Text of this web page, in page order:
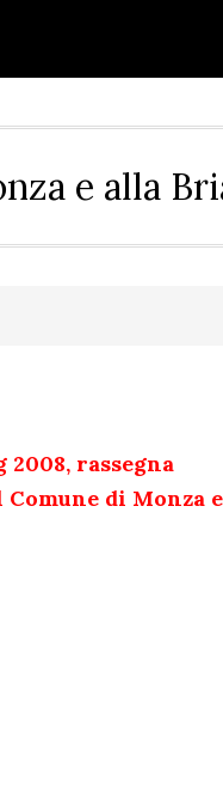
e alla
rassegna
di Monza e